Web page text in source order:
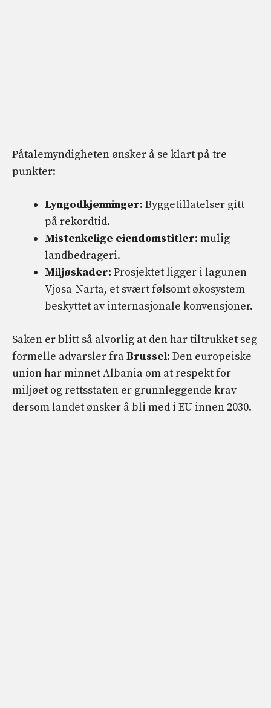
Påtalemyndigheten ønsker å se klart på tre
punkter:
Lyngodkjenninger: Byggetillatelser gitt
på rekordtid.
Mistenkelige eiendomstitler: mulig
landbedrageri.
Miljøskader: Prosjektet ligger i lagunen
Vjosa-Narta, et svært følsomt økosystem
beskyttet av internasjonale konvensjoner.
Saken er blitt så alvorlig at den har tiltrukket seg
formelle advarsler fraBrussel: Den europeiske
union har minnet Albania om at respekt for
miljøet og rettsstaten er grunnleggende krav
dersom landet ønsker å bli med i EU innen 2030.